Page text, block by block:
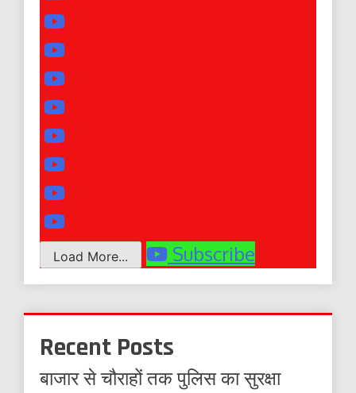
Load More... Subscribe
Recent Posts
बाजार से चौराहों तक पुलिस का सुरक्षा